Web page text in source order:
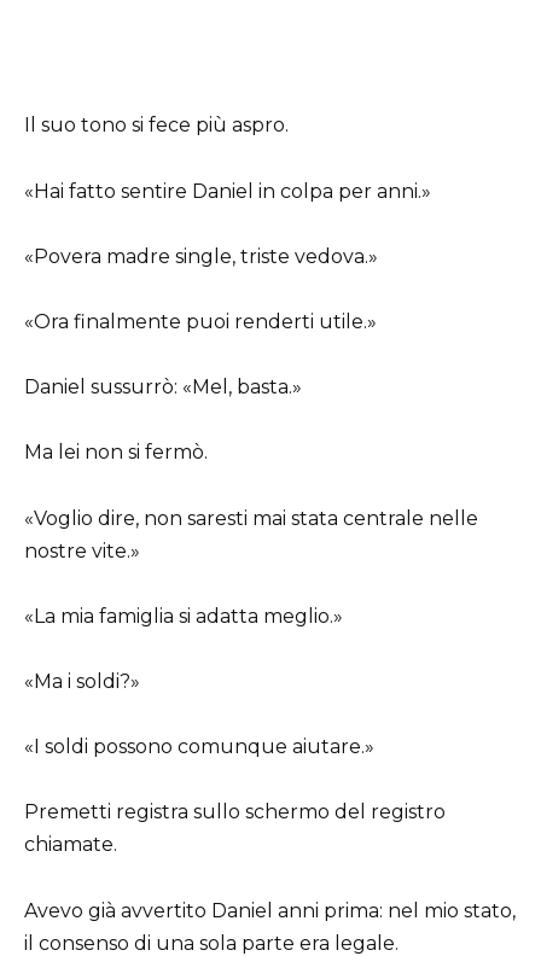
Il suo tono si fece più aspro.
«Hai fatto sentire Daniel in colpa per anni.»
«Povera madre single, triste vedova.»
«Ora finalmente puoi renderti utile.»
Daniel sussurrò: «Mel, basta.»
Ma lei non si fermò.
«Voglio dire, non saresti mai stata centrale nelle
nostre vite.»
«La mia famiglia si adatta meglio.»
«Ma i soldi?»
«I soldi possono comunque aiutare.»
Premetti registra sullo schermo del registro
chiamate.
Avevo già avvertito Daniel anni prima: nel mio stato,
il consenso di una sola parte era legale.